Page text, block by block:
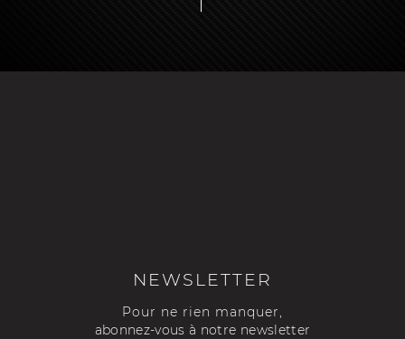
NEWSLETTER
Pour ne rien manquer,
abonnez-vous à notre newsletter